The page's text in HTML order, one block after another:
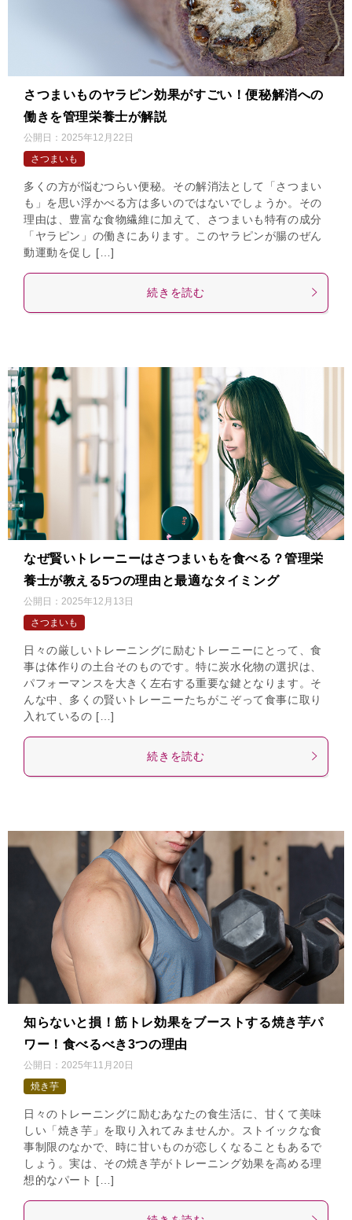
さつまいものヤラピン効果がすごい！便秘解消への
働きを管理栄養士が解説
公開日： 2025年12月22日
さつまいも
多くの方が悩むつらい便秘。その解消法として「さつまい
も」を思い浮かべる方は多いのではないでしょうか。その
理由は、豊富な食物繊維に加えて、さつまいも特有の成分
「ヤラピン」の働きにあります。このヤラピンが腸のぜん
動運動を促し […]
続きを読む
なぜ賢いトレーニーはさつまいもを食べる？管理栄
養士が教える5つの理由と最適なタイミング
公開日： 2025年12月13日
さつまいも
日々の厳しいトレーニングに励むトレーニーにとって、食
事は体作りの土台そのものです。特に炭水化物の選択は、
パフォーマンスを大きく左右する重要な鍵となります。そ
んな中、多くの賢いトレーニーたちがこぞって食事に取り
入れているの […]
続きを読む
知らないと損！筋トレ効果をブーストする焼き芋パ
ワー！食べるべき3つの理由
公開日： 2025年11月20日
焼き芋
日々のトレーニングに励むあなたの食生活に、甘くて美味
しい「焼き芋」を取り入れてみませんか。ストイックな食
事制限のなかで、時に甘いものが恋しくなることもあるで
しょう。実は、その焼き芋がトレーニング効果を高める理
想的なパート […]